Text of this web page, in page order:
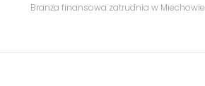
Branża finansowa zatrudnia w Miechowie